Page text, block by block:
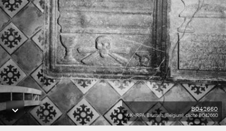
B042660
KIK-IRPA, Brussels (Belgium), cliché B042660